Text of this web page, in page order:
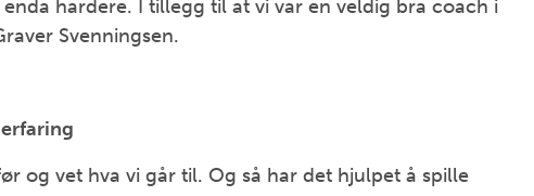
hardere. I tillegg til at vi var en veldig bra coach i
Svenningsen.
og vet hva vi går til. Og så har det hjulpet å spille